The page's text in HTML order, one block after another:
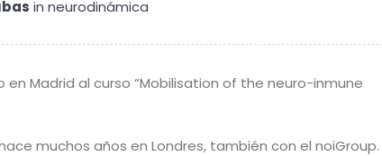
in neurodinámica
Madrid al curso “Mobilisation of the neuro-inmune
muchos años en Londres, también con el noiGroup.